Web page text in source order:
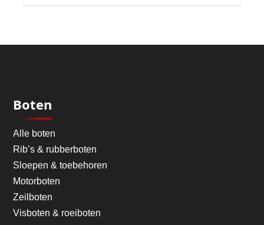
Boten
Alle boten
Rib’s & rubberboten
Sloepen & toebehoren
Motorboten
Zeilboten
Visboten & roeiboten